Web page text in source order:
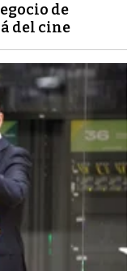
de
del cine